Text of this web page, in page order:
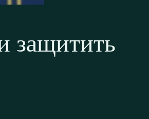
защитить